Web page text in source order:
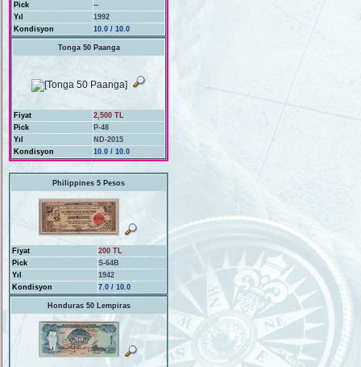
Pick
--
Yıl
1992
Kondisyon
10.0 / 10.0
Tonga 50 Paanga
Fiyat
2,500 TL
Pick
P-48
Yıl
ND-2015
Kondisyon
10.0 / 10.0
Philippines 5 Pesos
Fiyat
200 TL
Pick
S-64B
Yıl
1942
Kondisyon
7.0 / 10.0
Honduras 50 Lempiras